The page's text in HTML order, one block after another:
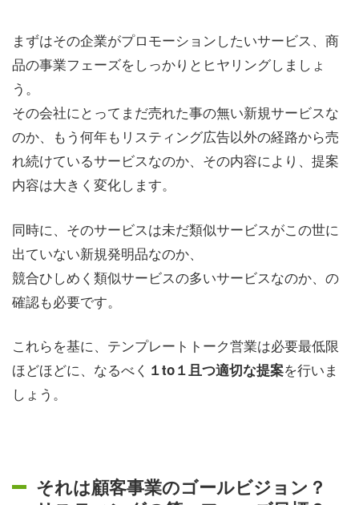
まずはその企業がプロモーションしたいサービス、商
品の事業フェーズをしっかりとヒヤリングしましょ
う。
その会社にとってまだ売れた事の無い新規サービスな
のか、もう何年もリスティング広告以外の経路から売
れ続けているサービスなのか、その内容により、提案
内容は大きく変化します。
同時に、そのサービスは未だ類似サービスがこの世に
出ていない新規発明品なのか、
競合ひしめく類似サービスの多いサービスなのか、の
確認も必要です。
これらを基に、テンプレートトーク営業は必要最低限
ほどほどに、なるべく １to１且つ適切な提案を行いま
しょう。
それは顧客事業のゴールビジョン？